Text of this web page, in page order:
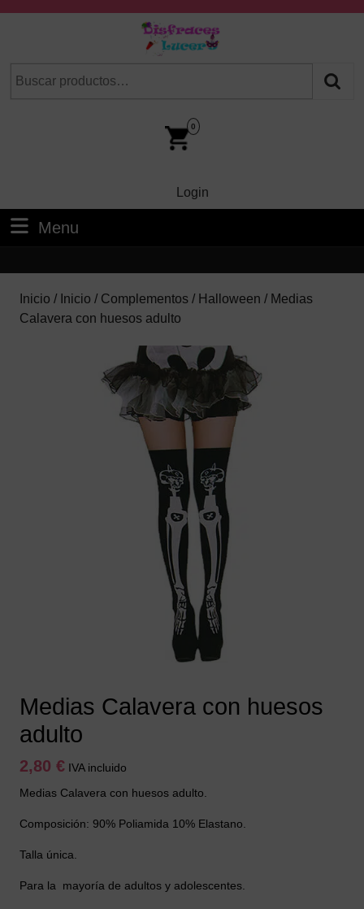
Cuando hay resultados autocompletados, puedes utilizar
0
LoginLogin
Menu
Inicio / Inicio / Complementos / Halloween / Medias
Calavera con huesos adulto
Medias Calavera con huesos
adulto
2,80 € IVA incluido
Medias Calavera con huesos adulto.
Composición: 90% Poliamida 10% Elastano.
Talla única.
Para la mayoría de adultos y adolescentes.